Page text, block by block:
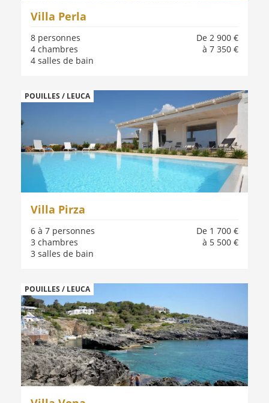
Villa Perla
De 2 900 €
à 7 350 €
8 personnes
4 chambres
4 salles de bain
POUILLES / LEUCA
Villa Pirza
De 1 700 €
à 5 500 €
6 à 7 personnes
3 chambres
3 salles de bain
POUILLES / LEUCA